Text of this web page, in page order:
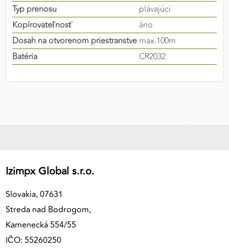
Typ prenosu
plávajúci
Kopírovateľnosť
áno
Dosah na otvorenom priestranstve max.100m
Batéria
CR2032
Izimpx Global s.r.o.
Slovakia, 07631
Streda nad Bodrogom,
Kamenecká 554/55
IČO: 55260250
výkon a funkčnosť našich stránok.
Google Analytics
Google
Poskytovateľ: